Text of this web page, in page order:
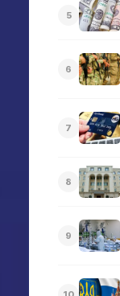
5
6
7
8
9